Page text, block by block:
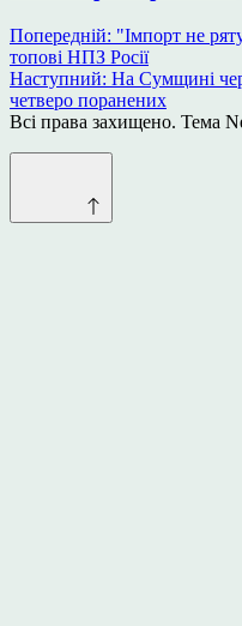
Навігація
записів
Попередній: "Імпорт не
топові НПЗ Росії
Наступний: На Сумщині
четверо поранених
Всі права захищено. Тема